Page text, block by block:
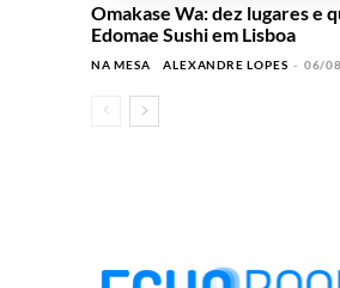
Omakase Wa: dez lugares e
Edomae Sushi em Lisboa
NA MESA ALEXANDRE LOPES - 06/